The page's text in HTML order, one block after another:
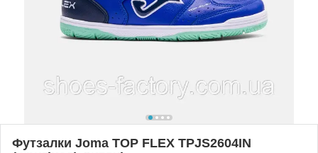
Футзалки Joma TOP FLEX TPJS2604IN